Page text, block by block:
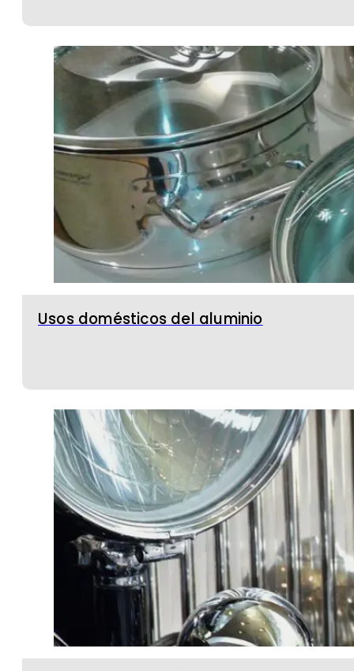
Usos domésticos del aluminio